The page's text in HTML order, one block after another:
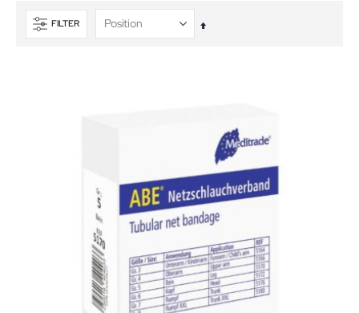
FILTER
In